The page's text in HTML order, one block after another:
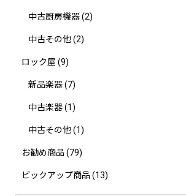
中古厨房機器(2)
中古その他(2)
ロック屋 (9)
新品楽器(7)
中古楽器(1)
中古その他(1)
お勧め商品 (79)
ピックアップ商品 (13)